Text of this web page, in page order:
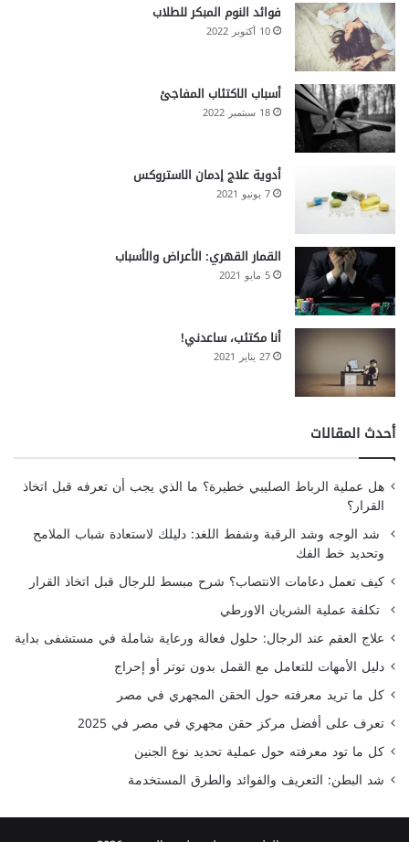
فوائد النوم المبكر للطلاب
10 أكتوبر 2022
أسباب الاكتئاب المفاجئ
18 سبتمبر 2022
أدوية علاج إدمان الاستروكس
7 يونيو 2021
القمار القهري: الأعراض والأسباب
5 مايو 2021
أنا مكتئب، ساعدني!
27 يناير 2021
أحدث المقالات
هل عملية الرباط الصليبي خطيرة؟ ما الذي يجب أن تعرفه قبل اتخاذ
القرار؟
شد الوجه وشد الرقبة وشفط اللغد: دليلك لاستعادة شباب الملامح
وتحديد خط الفك
كيف تعمل دعامات الانتصاب؟ شرح مبسط للرجال قبل اتخاذ القرار
تكلفة عملية الشريان الاورطي
علاج العقم عند الرجال: حلول فعالة ورعاية شاملة في مستشفى بداية
دليل الأمهات للتعامل مع القمل بدون توتر أو إحراج
كل ما تريد معرفته حول الحقن المجهري في مصر
تعرف على أفضل مركز حقن مجهري في مصر في 2025
كل ما تود معرفته حول عملية تحديد نوع الجنين
شد البطن: التعريف والفوائد والطرق المستخدمة